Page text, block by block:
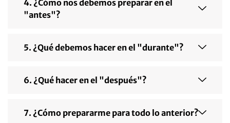
4. ¿Cómo nos debemos preparar en el
"antes"?
5. ¿Qué debemos hacer en el "durante"?
6. ¿Qué hacer en el "después"?
7. ¿Cómo prepararme para todo lo anterior?